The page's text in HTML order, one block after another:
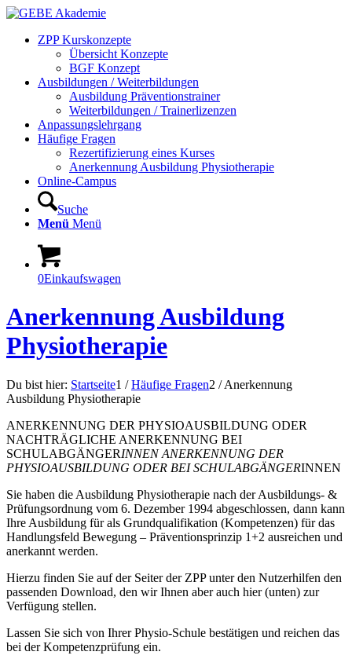
ZPP Kurskonzepte
Übersicht Konzepte
BGF Konzept
Ausbildungen / Weiterbildungen
Ausbildung Präventionstrainer
Weiterbildungen / Trainerlizenzen
Anpassungslehrgang
Häufige Fragen
Rezertifizierung eines Kurses
Anerkennung Ausbildung Physiotherapie
Online-Campus
Suche
Menü Menü
0Einkaufswagen
Anerkennung Ausbildung
Physiotherapie
Du bist hier: Startseite1 / Häufige Fragen2 / Anerkennung
Ausbildung Physiotherapie
ANERKENNUNG DER PHYSIOAUSBILDUNG ODER
NACHTRÄGLICHE ANERKENNUNG BEI
SCHULABGÄNGERINNEN ANERKENNUNG DER
PHYSIOAUSBILDUNG ODER BEI SCHULABGÄNGERINNEN
Sie haben die Ausbildung Physiotherapie nach der Ausbildungs- &
Prüfungsordnung vom 6. Dezember 1994 abgeschlossen, dann kann
Ihre Ausbildung für als Grundqualifikation (Kompetenzen) für das
Handlungsfeld Bewegung – Präventionsprinzip 1+2 ausreichen und
anerkannt werden.
Hierzu finden Sie auf der Seiter der ZPP unter den Nutzerhilfen den
passenden Download, den wir Ihnen aber auch hier (unten) zur
Verfügung stellen.
Lassen Sie sich von Ihrer Physio-Schule bestätigen und reichen das
bei der Kompetenzprüfung ein.